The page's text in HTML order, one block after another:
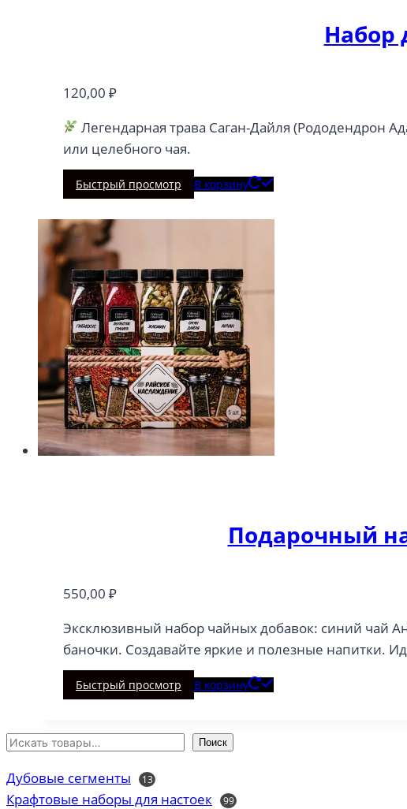
Набор
120,00 ₽
Легендарная трава Саган-Дайля (Рододендрон
или целебного чая.
Быстрый просмотр В корзину
Подарочный
550,00 ₽
Эксклюзивный набор чайных добавок: синий чай
баночки. Создавайте яркие и полезные напитки.
Быстрый просмотр В корзину
Поиск
Дубовые сегменты 1313
Крафтовые наборы для настоек 9999